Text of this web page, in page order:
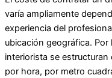
varía ampliamente
experiencia del
ubicación geográfica.
interiorista se
por hora, por metro